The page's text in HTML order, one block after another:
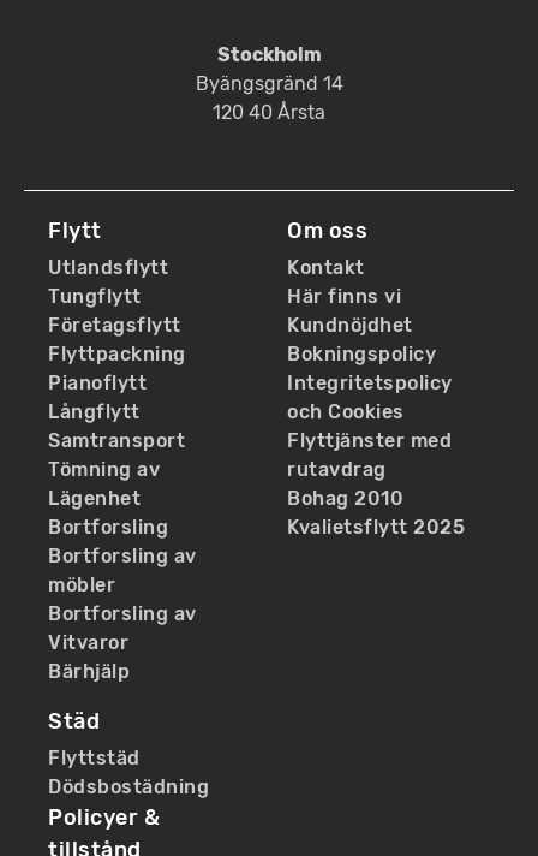
Stockholm
Byängsgränd 14
120 40 Årsta
Flytt
Utlandsflytt
Tungflytt
Företagsflytt
Flyttpackning
Pianoflytt
Långflytt
Samtransport
Tömning av
Lägenhet
Bortforsling
Bortforsling av
möbler
Bortforsling av
Vitvaror
Bärhjälp
Om oss
Kontakt
Här finns vi
Kundnöjdhet
Bokningspolicy
Integritetspolicy
och Cookies
Flyttjänster med
rutavdrag
Bohag 2010
Kvalietsflytt 2025
Städ
Flyttstäd
Dödsbostädning
Policyer &
tillstånd